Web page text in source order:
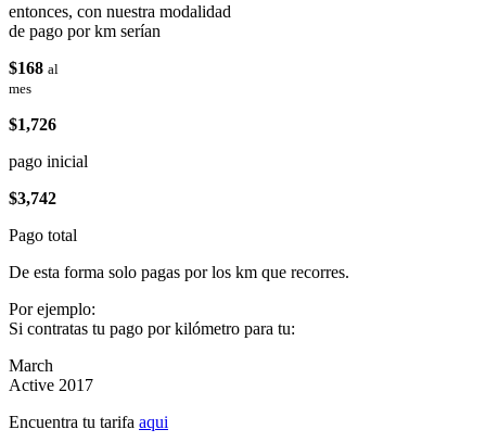
entonces, con nuestra modalidad
de pago por km serían
$168 al
mes
$1,726
pago inicial
$3,742
Pago total
De esta forma solo pagas por los km que recorres.
Por ejemplo:
Si contratas tu pago por kilómetro para tu:
March
Active 2017
Encuentra tu tarifa aqui